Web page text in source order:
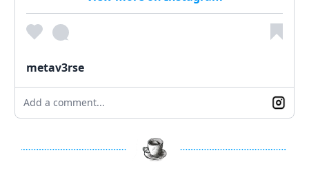
metav3rse
Add a comment...